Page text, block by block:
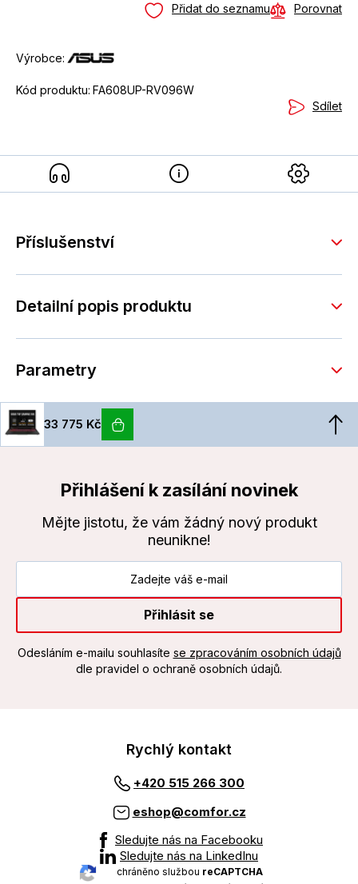
Přidat do seznamu Porovnat
Výrobce:
Kód produktu: FA608UP-RV096W
Sdílet
Příslušenství
Detailní popis produktu
Parametry
33 775 Kč
Přihlášení k zasílání novinek
Mějte jistotu, že vám žádný nový produkt
neunikne!
Přihlásit se
Odesláním e-mailu souhlasíte se zpracováním osobních údajů
dle pravidel o ochraně osobních údajů.
Rychlý kontakt
+420 515 266 300
eshop@comfor.cz
Sledujte nás na Facebooku
Sledujte nás na LinkedInu
chráněno službou reCAPTCHA